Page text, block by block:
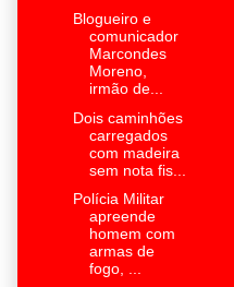
Blogueiro e
comunicador
Marcondes
Moreno,
irmão de...
Dois caminhões
carregados
com madeira
sem nota fis...
Polícia Militar
apreende
homem com
armas de
fogo, ...